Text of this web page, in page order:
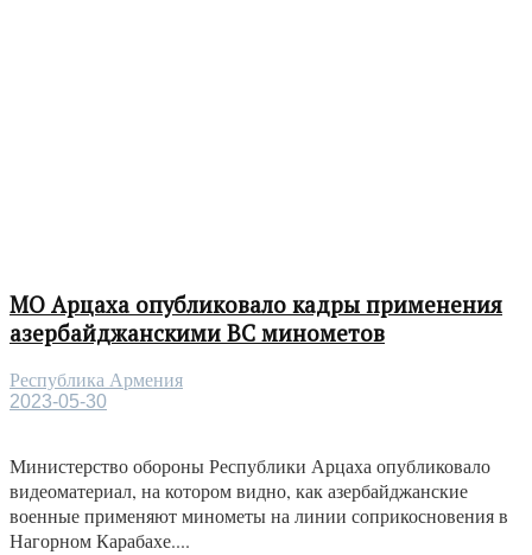
МО Арцаха опубликовало кадры применения
азербайджанскими ВС минометов
Республика Армения
2023-05-30
Министерство обороны Республики Арцаха опубликовало
видеоматериал, на котором видно, как азербайджанские
военные применяют минометы на линии соприкосновения в
Нагорном Карабахе....